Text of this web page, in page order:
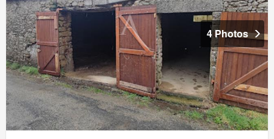
4 Photos